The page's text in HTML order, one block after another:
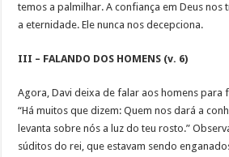
temos a palmilhar. A confiança em Deus nos
a eternidade. Ele nunca nos decepciona.
III – FALANDO DOS HOMENS (v. 6)
Agora, Davi deixa de falar aos homens para
“Há muitos que dizem: Quem nos dará a
levanta sobre nós a luz do teu rosto.”
súditos do rei, que estavam sendo